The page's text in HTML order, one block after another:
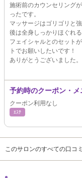
施術前のカウンセリング
ったです。
マッサージはゴリゴリと
後は全身しっかりほぐれ
フェイシャルとのセット
トでお願いしたいです！
ありがとうございました。
予約時のクーポン・メ
クーポン利用なし
ｴｽﾃ
このサロンのすべての口コ